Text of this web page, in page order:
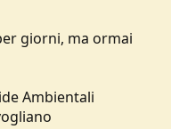
giorni, ma ormai
Ambientali